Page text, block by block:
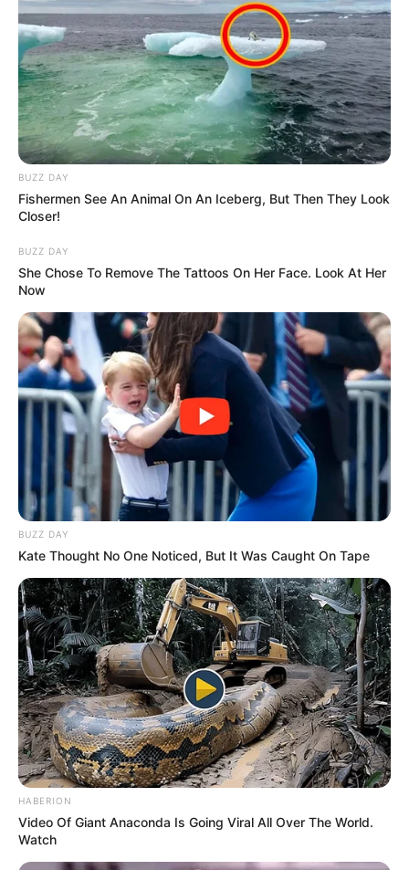
comunitários e de combate às endemias:
BOA TARDE ACS E ACE DO BRASIL
Dando continuidade aos nossos compromissos em fortalecer
nossas bases hoje a CONACS através de sua presidente participa
da 35ª Assembleia Geral do SINACSRB- Maranhão.
delibera as metas para o ano de2023, levando em consideração os
seus planejamentos para continuar os trabalhos realizados.
A CONACS agradece o apoio recebido pelo sindicato e afirma que
estejam preparados para as lutas vindouras para o ano de 2023.
BUZZ DAY
Fishermen See An Animal On An Iceberg, But Then They Look
Closer!
BUZZ DAY
She Chose To Remove The Tattoos On Her Face. Look At Her
Now
BUZZ DAY
Kate Thought No One Noticed, But It Was Caught On Tape
HABERION
Video Of Giant Anaconda Is Going Viral All Over The World.
Watch